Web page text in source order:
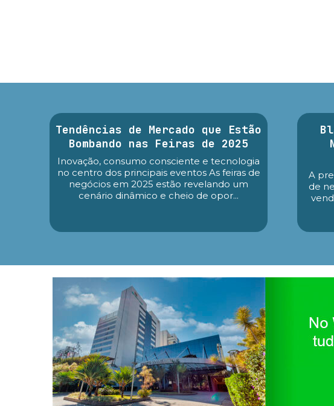
Tendências de Mercado que Estão
Bombando nas Feiras de 2025
Inovação, consumo consciente e tecnologia
no centro dos principais eventos As feiras de
negócios em 2025 estão revelando um
cenário dinâmico e cheio de opor...
A
de